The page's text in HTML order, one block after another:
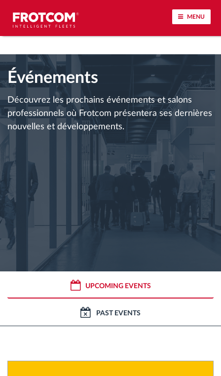
MENU
Géolocalisation de véhicule et surveillance par
capteur
Analyse du comportement de conduite
Contrôle des temps de conduite
Gestion de la main-d’œuvre
Téléchargement du tachygraphe à distance
Contrôle d'accès
Gestion de carburant
Planification et suivi d'itinéraire
Identification automatique du conducteur
Découvrez toutes les caractéristiques
Événements
Découvrez les prochains événements et salons
professionnels où Frotcom présentera ses dernières
nouvelles et développements.
UPCOMING EVENTS
PAST EVENTS